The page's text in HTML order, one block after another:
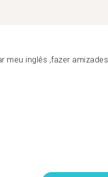
meu inglês ,fazer amizades